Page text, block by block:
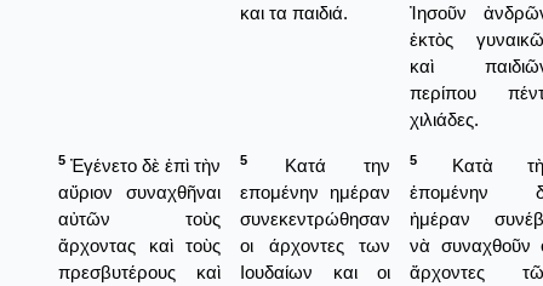
και τα παιδιά.
Ἰησοῦν
ἐκτὸς
καὶ
περίπου
χιλιάδες.
5 Ἐγένετο δὲ ἐπὶ τὴν
αὔριον συναχθῆναι
αὐτῶν τοὺς
ἄρχοντας καὶ τοὺς
πρεσβυτέρους καὶ
5
Κατά την
επομένην ημέραν
συνεκεντρώθησαν
οι άρχοντες των
Ιουδαίων και οι
5
Κατὰ
ἑπομένην
ἡμέραν
νὰ συναχθοῦν
ἄρχοντες